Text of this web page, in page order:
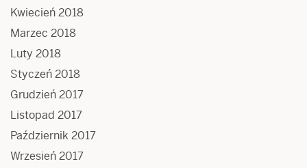
Kwiecień 2018
Marzec 2018
Luty 2018
Styczeń 2018
Grudzień 2017
Listopad 2017
Październik 2017
Wrzesień 2017